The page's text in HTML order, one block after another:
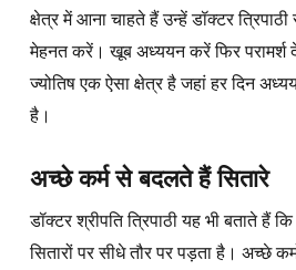
क्षेत्र में आना चाहते हैं उन्हें डॉक्टर
मेहनत करें। खूब अध्ययन करें फिर परामर्श
ज्योतिष एक ऐसा क्षेत्र है जहां हर दिन
है।
अच्छे कर्म से बदलते हैं सितारे
डॉक्टर श्रीपति त्रिपाठी यह भी बताते हैं
सितारों पर सीधे तौर पर पड़ता है। अच्छे